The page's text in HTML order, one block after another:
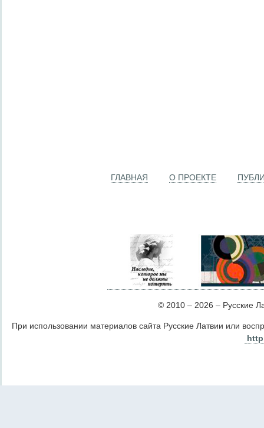
ГЛАВНАЯ О ПРОЕКТЕ
© 2010 – 2026 – Русские
При использовании материалов сайта Русские Латвии или